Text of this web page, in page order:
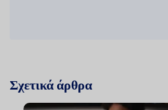
Σχετικά άρθρα